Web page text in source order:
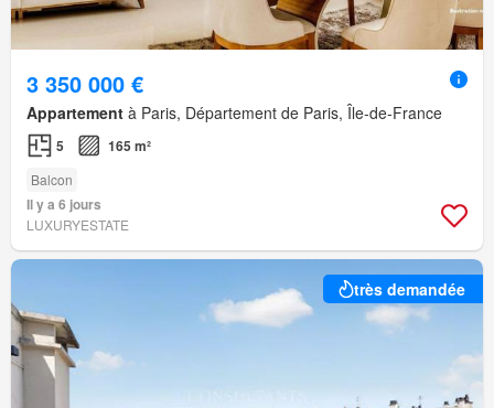
3 350 000 €
Appartement à Paris, Département de Paris, Île-de-France
5 165 m²
Balcon
Il y a 6 jours
LUXURYESTATE
très demandée